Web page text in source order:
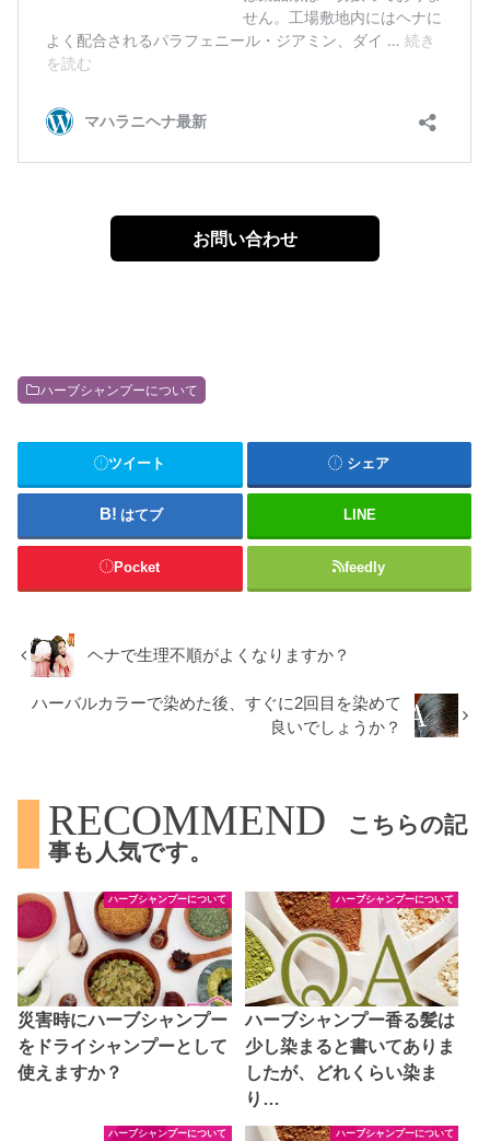
お問い合わせ
ハーブシャンプーについて
ツイート シェア
はてブ LINE
Pocket feedly
ヘナで生理不順がよくなりますか？
ハーバルカラーで染めた後、すぐに2回目を染めて
良いでしょうか？
RECOMMEND
こちらの記
事も人気です。
ハーブシャンプーについて
災害時にハーブシャンプー
をドライシャンプーとして
使えますか？
ハーブシャンプーについて
ハーブシャンプー香る髪は
少し染まると書いてありま
したが、どれくらい染ま
り…
ハーブシャンプーについて ハーブシャンプーについて